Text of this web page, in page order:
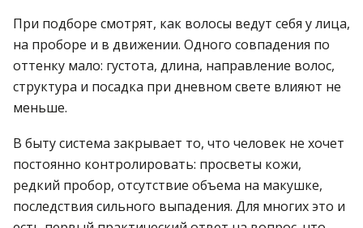
При подборе смотрят, как волосы ведут себя у лица,
на проборе и в движении. Одного совпадения по
оттенку мало: густота, длина, направление волос,
структура и посадка при дневном свете влияют не
меньше.
В быту система закрывает то, что человек не хочет
постоянно контролировать: просветы кожи,
редкий пробор, отсутствие объема на макушке,
последствия сильного выпадения. Для многих это и